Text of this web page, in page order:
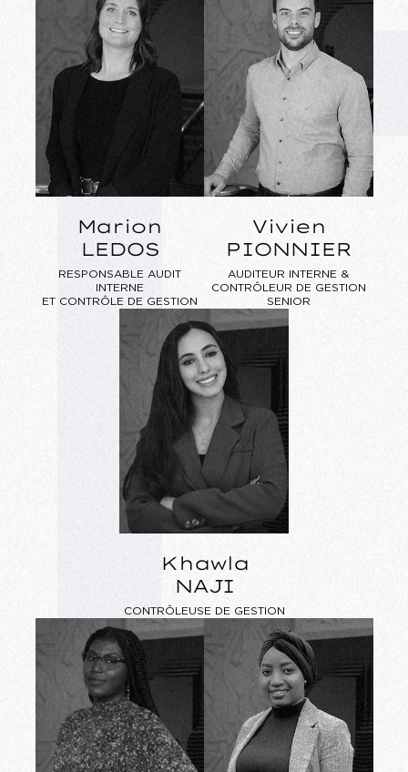
Marion
LEDOS
RESPONSABLE AUDIT
INTERNE
ET CONTRÔLE DE GESTION
Vivien
PIONNIER
AUDITEUR INTERNE &
CONTRÔLEUR DE GESTION
SENIOR
Khawla
NAJI
CONTRÔLEUSE DE GESTION